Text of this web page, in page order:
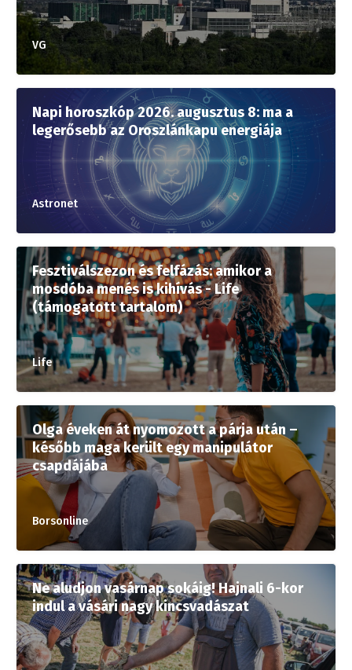
VG
Napi horoszkóp 2026. augusztus 8: ma a
legerősebb az Oroszlánkapu energiája
Astronet
Fesztiválszezon és felfázás: amikor a
mosdóba menés is kihívás - Life
(támogatott tartalom)
Life
Olga éveken át nyomozott a párja után –
később maga került egy manipulátor
csapdájába
Borsonline
Ne aludjon vasárnap sokáig! Hajnali 6-kor
indul a vásári nagy kincsvadászat